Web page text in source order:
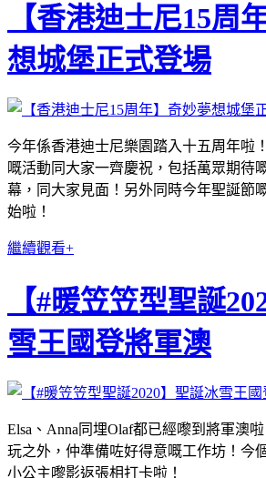
【香港迪士尼15周
想城堡正式登場
今年係香港迪士尼樂園踏入十五周年啦
嘅活動同大家一齊慶祝，包括萬眾期待
幕，同大家見面！另外同時今年聖誕節
始啦！
繼續觀看+
【#暖笠笠型聖誕
雪王國登將軍澳
Elsa、Anna同埋Olaf都已經嚟到將軍澳
玩之外，仲準備咗好得意嘅工作坊！今
小公主嚟影返張相打卡啦！